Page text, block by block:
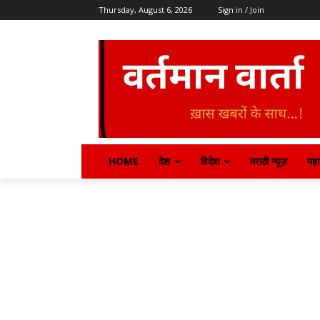
Thursday, August 6, 2026 Sign in / Join
HOME देश विदेश मराठी न्यूज़